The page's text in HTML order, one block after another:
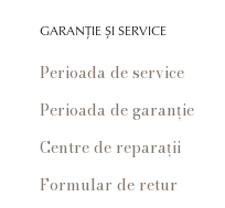
GARANȚIE ȘI SERVICE
Perioada de service
Perioada de garanție
Centre de reparații
Formular de retur